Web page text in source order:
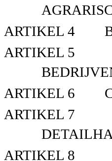
ARTIKEL 4
ARTIKEL 5
ARTIKEL 6
ARTIKEL 7
ARTIKEL 8